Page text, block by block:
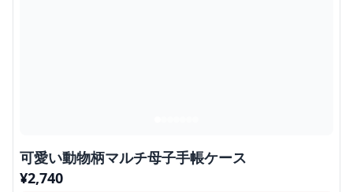
可愛い動物柄マルチ母子手帳ケース
¥2,740